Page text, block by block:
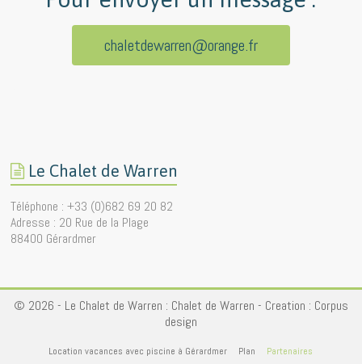
chaletdewarren@orange.fr
Le Chalet de Warren
Téléphone : +33 (0)682 69 20 82
Adresse : 20 Rue de la Plage
88400 Gérardmer
© 2026 - Le Chalet de Warren : Chalet de Warren - Creation : Corpus
design
Location vacances avec piscine à Gérardmer Plan Partenaires